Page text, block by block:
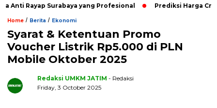
Rayap Surabaya yang Profesional Prediksi Harga Crypto
Home / Berita / Ekonomi
Syarat & Ketentuan Promo
Voucher Listrik Rp5.000 di PLN
Mobile Oktober 2025
Redaksi UMKM JATIM - Redaksi
Friday, 3 October 2025